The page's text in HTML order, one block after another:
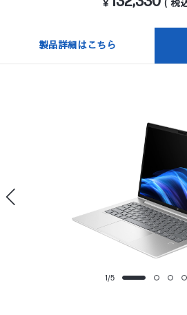
￥ （税
製品詳細はこちら
1/5